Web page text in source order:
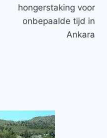
hongerstaking voor
onbepaalde tijd in
Ankara